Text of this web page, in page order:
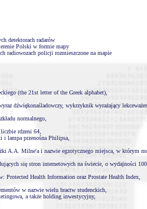
detektorach radarów
Polski w formie mapy
radiowozach policji rozmieszczone na mapie
(the 21st letter of the Greek alphabet),
dźwiękonaśladowczy, wykrzyknik wyrażający
normalnego,
rdzeni 64,
i lampa przenośna Philipsa,
A.A. Milne'a i nazwie egzotycznego miejsca, w którym
się stron internetowych na świecie, o wydajności
Protected Health Information oraz Prostate Health Index,
w nazwie wielu bractw studenckich,
a także holding inwestycyjny,